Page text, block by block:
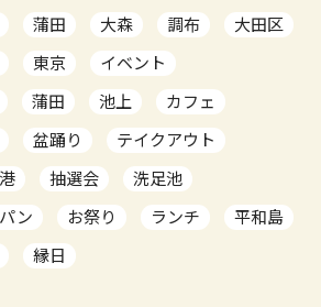
蒲田 大森 調布
大田区
東京
イベント
蒲田 池上
カフェ
盆踊り
テイクアウト
抽選会
洗足池
パン お祭り ランチ
平和島
縁日